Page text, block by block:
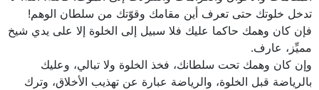
تدخل خلوتك حتى تعرف أين مقامك وقوّتك من سلطان الوهم!
فإن كان وهمك حاكما عليك فلا سبيل إلى الخلوة إلا على يدي شيخ
مميِّز، عارف.
وإن كان وهمك تحت سلطانك، فخذ الخلوة ولا تبالي، وعليك
بالرياضة قبل الخلوة، والرياضة عبارة عن تهذيب الأخلاق، وترك